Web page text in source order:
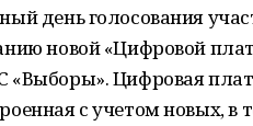
день голосования
новой «Цифровой
«Выборы». Цифровая
с учетом новых, в